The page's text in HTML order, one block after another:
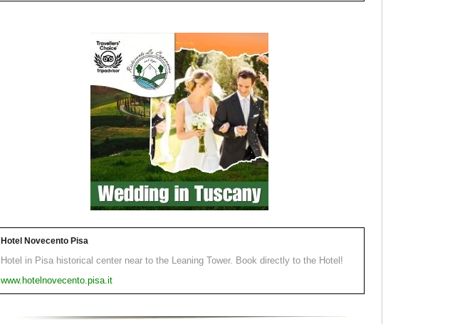
Hotel Novecento Pisa
Hotel in Pisa historical center near to the Leaning Tower. Book directly to the Hotel!
www.hotelnovecento.pisa.it